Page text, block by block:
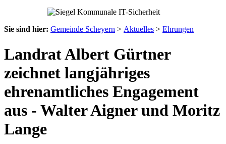
Sie sind hier: Gemeinde Scheyern > Aktuelles > Ehrungen
Landrat Albert Gürtner
zeichnet langjähriges
ehrenamtliches Engagement
aus - Walter Aigner und Moritz
Lange